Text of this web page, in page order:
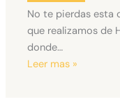
No te pierdas esta
que realizamos de
donde…
Leer mas »